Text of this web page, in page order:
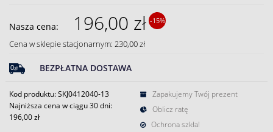
Nasza cena: 196,00 zł -15%
Cena w sklepie stacjonarnym: 230,00 zł
BEZPŁATNA DOSTAWA
Kod produktu: SKJ0412040-13
Najniższa cena w ciągu 30 dni:
196,00 zł
Zapakujemy Twój prezent
Oblicz ratę
Ochrona szkła!